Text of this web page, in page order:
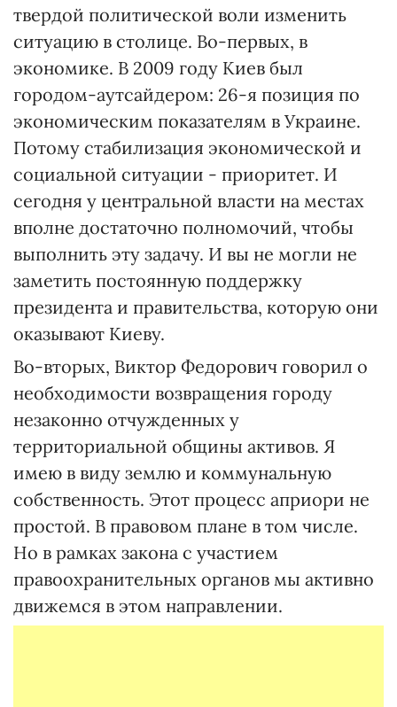
твердой политической воли изменить
ситуацию в столице. Во-первых, в
экономике. В 2009 году Киев был
городом-аутсайдером: 26-я позиция по
экономическим показателям в Украине.
Потому стабилизация экономической и
социальной ситуации - приоритет. И
сегодня у центральной власти на местах
вполне достаточно полномочий, чтобы
выполнить эту задачу. И вы не могли не
заметить постоянную поддержку
президента и правительства, которую они
оказывают Киеву.
Во-вторых, Виктор Федорович говорил о
необходимости возвращения городу
незаконно отчужденных у
территориальной общины активов. Я
имею в виду землю и коммунальную
собственность. Этот процесс априори не
простой. В правовом плане в том числе.
Но в рамках закона с участием
правоохранительных органов мы активно
движемся в этом направлении.